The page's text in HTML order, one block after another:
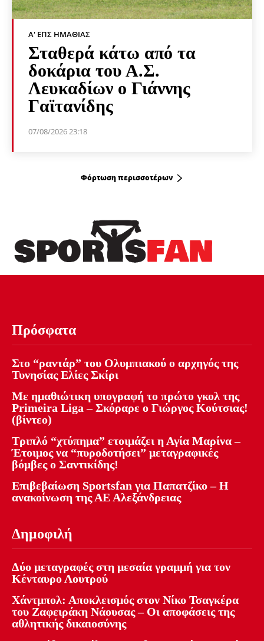
Α' ΕΠΣ ΗΜΑΘΊΑΣ
Σταθερά κάτω από τα
δοκάρια του Α.Σ.
Λευκαδίων ο Γιάννης
Γαϊτανίδης
07/08/2026 23:18
Φόρτωση περισσοτέρων
Πρόσφατα
Στο “ραντάρ” του Ολυμπιακού ο αρχηγός της
Τυνησίας Ελίες Σκίρι
Με ημαθιώτικη υπογραφή το πρώτο γκολ της
Primeira Liga – Σκόραρε ο Γιώργος Κούτσιας!
(βίντεο)
Τριπλό “χτύπημα” ετοιμάζει η Αγία Μαρίνα –
Έτοιμος να “πυροδοτήσει” μεταγραφικές
βόμβες ο Σαντικίδης!
Επιβεβαίωση Sportsfan για Παπατζίκο – Η
ανακοίνωση της ΑΕ Αλεξάνδρειας
Δημοφιλή
Δύο μεταγραφές στη μεσαία γραμμή για τον
Κένταυρο Λουτρού
Χάντμπολ: Αποκλεισμός στον Νίκο Τσαγκέρα
του Ζαφειράκη Νάουσας – Οι αποφάσεις της
αθλητικής δικαιοσύνης